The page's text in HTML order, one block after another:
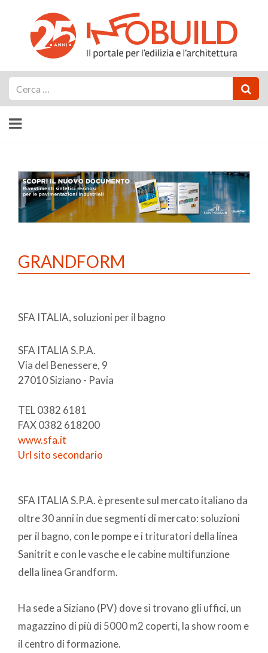
GRANDFORM
SFA ITALIA, soluzioni per il bagno
SFA ITALIA S.P.A.
Via del Benessere, 9
27010 Siziano - Pavia
TEL 0382 6181
FAX 0382 618200
www.sfa.it
Url sito secondario
SFA ITALIA S.P.A. è presente sul mercato italiano da
oltre 30 anni in due segmenti di mercato: soluzioni
per il bagno, con le pompe e i trituratori della linea
Sanitrit e con le vasche e le cabine multifunzione
della linea Grandform.
Ha sede a Siziano (PV) dove si trovano gli uffici, un
magazzino di più di 5000 m2 coperti, la show room e
il centro di formazione.